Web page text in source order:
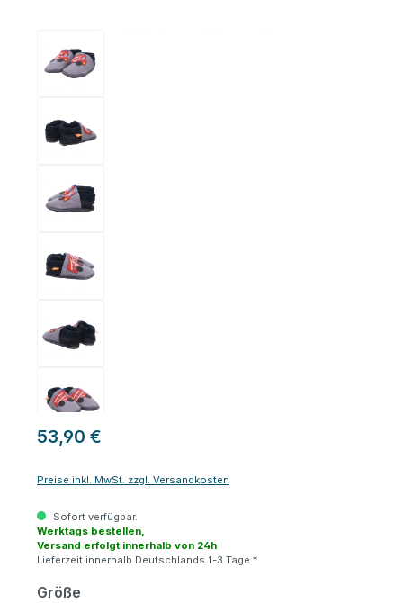
53,90 €
Preise inkl. MwSt. zzgl. Versandkosten
Sofort verfügbar.
Werktags bestellen,
Versand erfolgt innerhalb von 24h
Lieferzeit innerhalb Deutschlands 1-3 Tage *
Größe